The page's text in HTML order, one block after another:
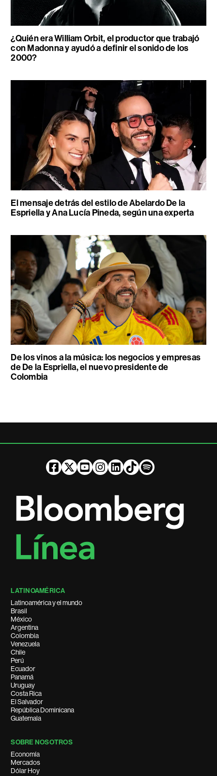
¿Quién era William Orbit, el productor que trabajó
con Madonna y ayudó a definir el sonido de los
2000?
El mensaje detrás del estilo de Abelardo De la
Espriella y Ana Lucía Pineda, según una experta
De los vinos a la música: los negocios y empresas
de De la Espriella, el nuevo presidente de
Colombia
LATINOAMÉRICA
Latinoamérica y el mundo
Brasil
México
Argentina
Colombia
Venezuela
Chile
Perú
Ecuador
Panamá
Uruguay
Costa Rica
El Salvador
República Dominicana
Guatemala
SOBRE NOSOTROS
Economía
Mercados
Dólar Hoy